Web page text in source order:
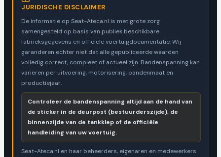
JURIDISCHE DISCLAIMER
De informatie op Seat-Ateca.nl is met grote zorg
samengesteld op basis van publiek beschikbare
fabrieksgegevens en officiële voertuigdocumentatie. Wij
garanderen echter niet dat alle gepubliceerde waarden
volledig correct, compleet of actueel zijn. Bandenspanning kan
variëren per uitvoering, motorisering, bandenmaat en
productiejaar.
Controleer de bandenspanning altijd aan de hand van
de sticker in de deurpost (bestuurderszijde), de
binnenzijde van de tankklep of de officiële
handleiding van uw voertuig.
Seat-Ateca.nl en haar beheerders, eigenaren en medewerkers